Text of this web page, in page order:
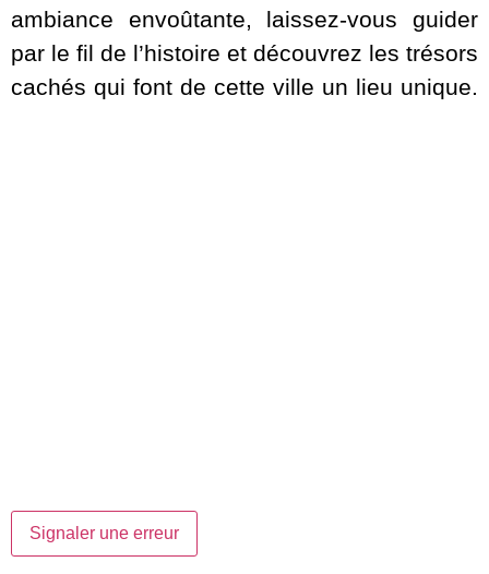
ambiance envoûtante, laissez-vous guider
par le fil de l’histoire et découvrez les trésors
cachés qui font de cette ville un lieu unique.
Signaler une erreur